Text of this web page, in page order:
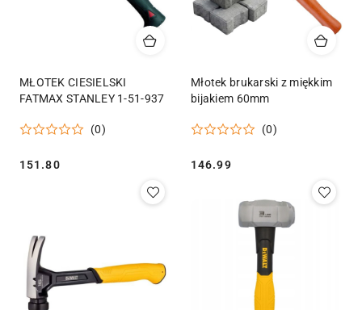
MŁOTEK CIESIELSKI
FATMAX STANLEY 1-51-937
(0)
Cena:
151.80
Młotek brukarski z miękkim
bijakiem 60mm
(0)
Cena:
146.99